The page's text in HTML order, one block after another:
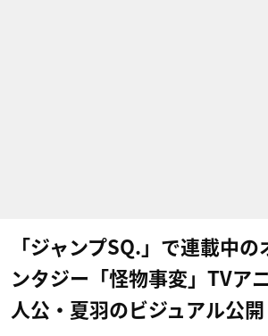
「ジャンプSQ.」で連載中の
ンタジー「怪物事変」TVア
人公・夏羽のビジュアル公開